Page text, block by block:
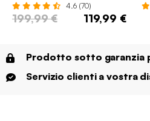
4.6 (70)
199,99 € 119,99 €
Prodotto sotto garanzia
Servizio clienti a vostra